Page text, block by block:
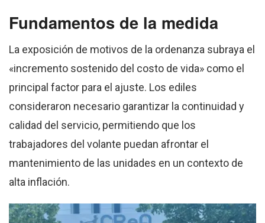
Fundamentos de la medida
La exposición de motivos de la ordenanza subraya el
«incremento sostenido del costo de vida» como el
principal factor para el ajuste. Los ediles
consideraron necesario garantizar la continuidad y
calidad del servicio, permitiendo que los
trabajadores del volante puedan afrontar el
mantenimiento de las unidades en un contexto de
alta inflación.